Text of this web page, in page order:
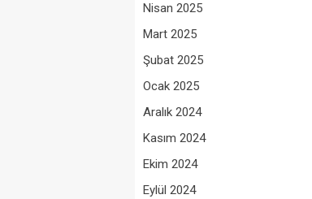
Nisan 2025
Mart 2025
Şubat 2025
Ocak 2025
Aralık 2024
Kasım 2024
Ekim 2024
Eylül 2024